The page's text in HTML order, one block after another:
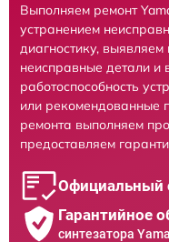
Выполняем ремонт
устранением
диагностику,
неисправные детали и
работоспособность
или рекомендованные
ремонта выполняем
предоставляем
Официальный
Гарантийное
синтезатора